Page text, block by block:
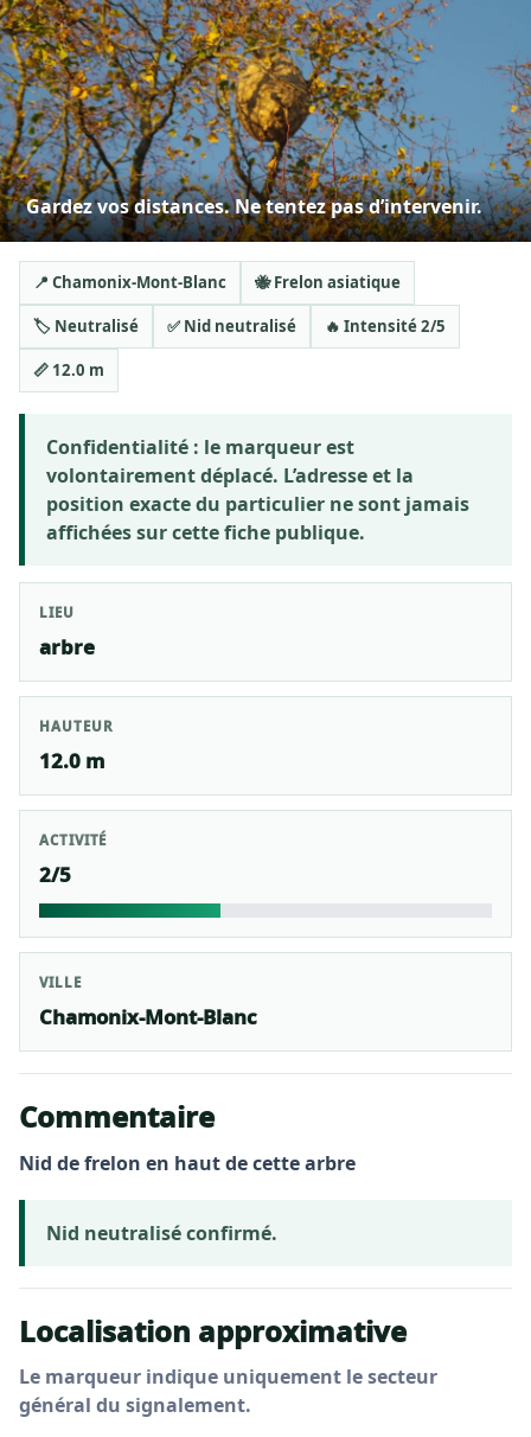
Gardez vos distances. Ne tentez pas d’intervenir.
📍 Chamonix-Mont-Blanc 🐝 Frelon asiatique
🏷️ Neutralisé ✅ Nid neutralisé 🔥 Intensité 2/5
📏 12.0 m
Confidentialité : le marqueur est
volontairement déplacé. L’adresse et la
position exacte du particulier ne sont jamais
affichées sur cette fiche publique.
LIEU
arbre
HAUTEUR
12.0 m
ACTIVITÉ
2/5
VILLE
Chamonix-Mont-Blanc
Commentaire
Nid de frelon en haut de cette arbre
Nid neutralisé confirmé.
Localisation approximative
Le marqueur indique uniquement le secteur
général du signalement.